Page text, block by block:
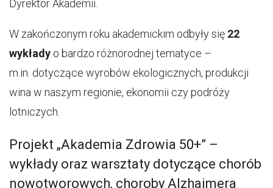
Dyrektor Akademii.
W zakończonym roku akademickim odbyły się 22
wykłady o bardzo różnorodnej tematyce –
m.in. dotyczące wyrobów ekologicznych, produkcji
wina w naszym regionie, ekonomii czy podróży
lotniczych.
Projekt „Akademia Zdrowia 50+” –
wykłady oraz warsztaty dotyczące chorób
nowotworowych, choroby Alzhaimera